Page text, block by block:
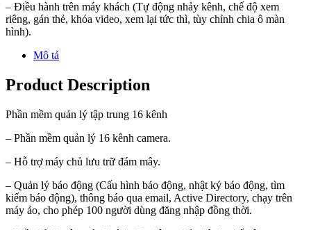
– Điều hành trên máy khách (Tự động nhảy kênh, chế độ xem
riêng, gán thẻ, khóa video, xem lại tức thì, tùy chỉnh chia ô màn
hình).
Mô tả
Product Description
Phần mềm quản lý tập trung 16 kênh
– Phần mềm quản lý 16 kênh camera.
– Hỗ trợ máy chủ lưu trữ đám mây.
– Quản lý báo động (Cấu hình báo động, nhật ký báo động, tìm
kiếm báo động), thông báo qua email, Active Directory, chạy trên
máy ảo, cho phép 100 người dùng đăng nhập đồng thời.